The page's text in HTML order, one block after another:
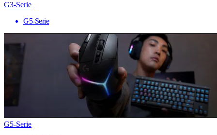
G3-Serie
G5-Serie
G5-Serie